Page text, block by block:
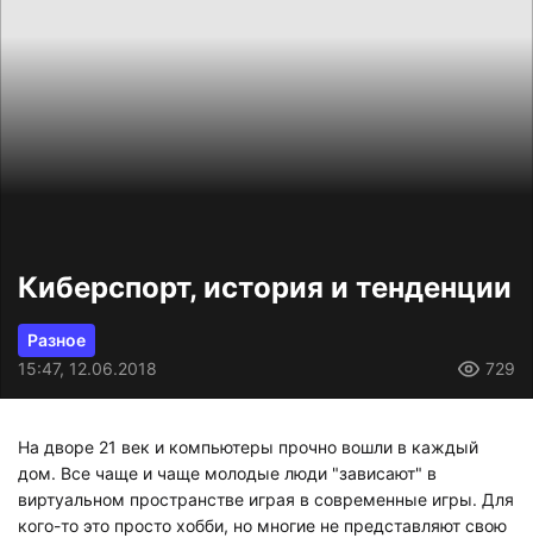
Киберспорт, история и тенденции
Разное
15:47, 12.06.2018
729
На дворе 21 век и компьютеры прочно вошли в каждый
дом. Все чаще и чаще молодые люди "зависают" в
виртуальном пространстве играя в современные игры. Для
кого-то это просто хобби, но многие не представляют свою